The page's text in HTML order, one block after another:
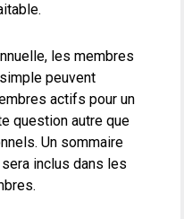
les membres
peuvent
actifs pour un
question autre que
Un sommaire
inclus dans les